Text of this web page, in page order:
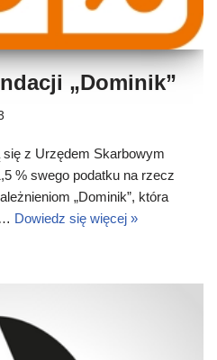
„Dominik”
z Urzędem Skarbowym
% swego podatku na rzecz
„Dominik”, która
Dowiedz się więcej »